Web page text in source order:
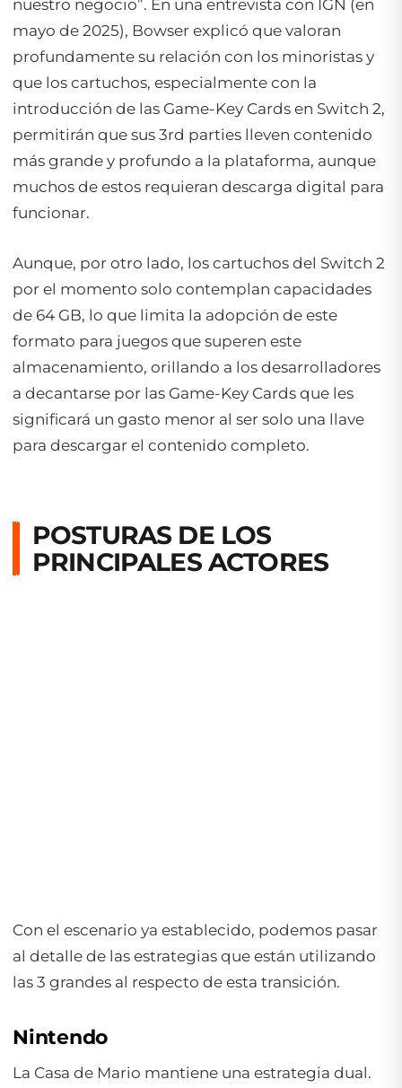
nuestro negocio”. En una entrevista con IGN (en
mayo de 2025), Bowser explicó que valoran
profundamente su relación con los minoristas y
que los cartuchos, especialmente con la
introducción de las Game-Key Cards en Switch 2,
permitirán que sus 3rd parties lleven contenido
más grande y profundo a la plataforma, aunque
muchos de estos requieran descarga digital para
funcionar.
Aunque, por otro lado, los cartuchos del Switch 2
por el momento solo contemplan capacidades
de 64 GB, lo que limita la adopción de este
formato para juegos que superen este
almacenamiento, orillando a los desarrolladores
a decantarse por las Game-Key Cards que les
significará un gasto menor al ser solo una llave
para descargar el contenido completo.
POSTURAS DE LOS
PRINCIPALES ACTORES
Con el escenario ya establecido, podemos pasar
al detalle de las estrategias que están utilizando
las 3 grandes al respecto de esta transición.
Nintendo
La Casa de Mario mantiene una estrategia dual.